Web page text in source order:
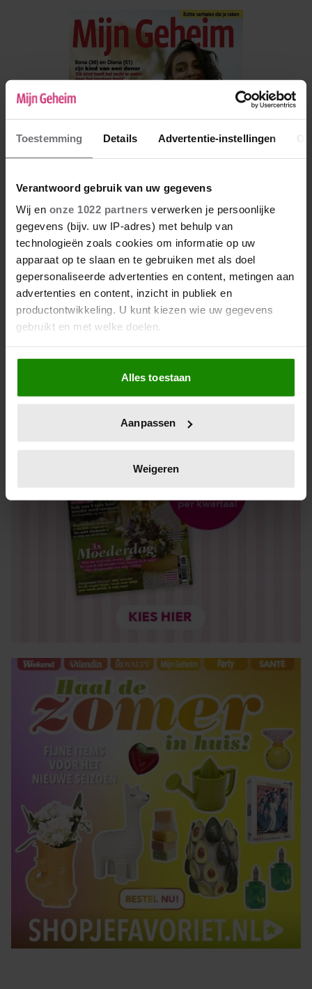
Toestemming Details Advertentie-instellingen
Verantwoord gebruik van uw gegevens
Wij en onze 1022 partners verwerken je persoonlijke
gegevens (bijv. uw IP-adres) met behulp van
technologieën zoals cookies om informatie op uw
apparaat op te slaan en te gebruiken met als doel
gepersonaliseerde advertenties en content, metingen aan
advertenties en content, inzicht in publiek en
productontwikkeling. U kunt kiezen wie uw gegevens
gebruikt en met welke doelen.
Als u het toestaat, willen we ook graag:
Informatie verzamelen over uw geografische locatie,
die tot een paar meter nauwkeurig kan zijn
op specifieke eigenschappen (fingerprinting)
verwerkt en stel uw voorkeuren in het
intrekken in de Cookieverklaring.
We gebruiken cookies om content en advertenties te
personaliseren, om functies voor social media te bieden
en om ons websiteverkeer te analyseren. Ook delen we
informatie over uw gebruik van onze site met onze
partners voor social media, adverteren en analyse. Deze
partners kunnen deze gegevens combineren met andere
gaat akkoord met onze cookies als u onze website blijft
gebruiken.
Alles toestaan
Aanpassen
Weigeren
De nieuwe Mijn Geheim ligt nu in de winkel
Abonneren
Digitaal lezen
Los kopen